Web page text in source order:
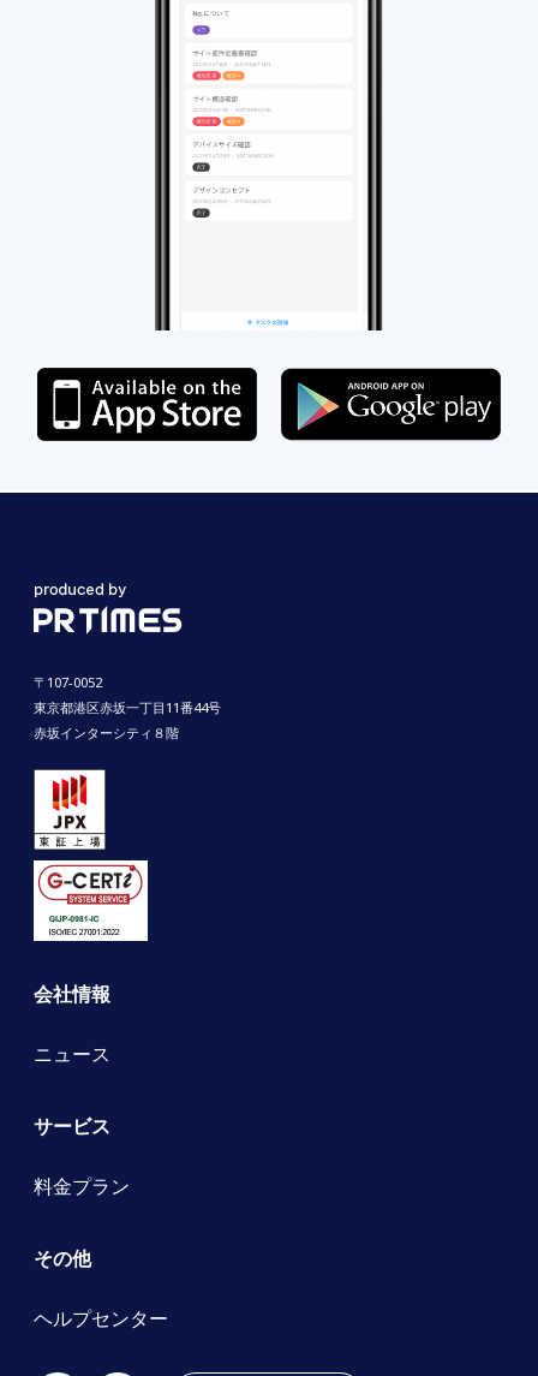
〒107-0052
東京都港区赤坂一丁目11番44号
赤坂インターシティ８階
会社情報
ニュース
サービス
料金プラン
その他
ヘルプセンター